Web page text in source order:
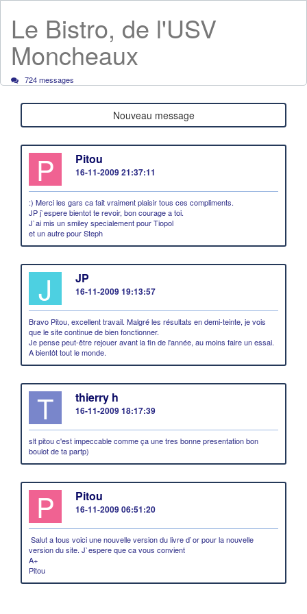
Le Bistro, de l'USV
Moncheaux
724 messages
Nouveau message
P Pitou
16-11-2009 21:37:11
:) Merci les gars ca fait vraiment plaisir tous ces compliments.
JP j`espere bientot te revoir, bon courage a toi.
J`ai mis un smiley specialement pour Tiopol
et un autre pour Steph
J JP
16-11-2009 19:13:57
Bravo Pitou, excellent travail. Malgré les résultats en demi-teinte, je vois
que le site continue de bien fonctionner.
Je pense peut-être rejouer avant la fin de l'année, au moins faire un essai.
A bientôt tout le monde.
T thierry h
16-11-2009 18:17:39
slt pitou c'est impeccable comme ça une tres bonne presentation bon
boulot de ta partp)
P Pitou
16-11-2009 06:51:20
Salut a tous voici une nouvelle version du livre d`or pour la nouvelle
version du site. J`espere que ca vous convient
A+
Pitou